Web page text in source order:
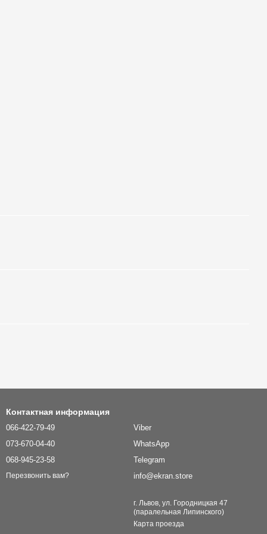
Контактная информация
066-422-79-49
073-670-04-40
068-945-23-58
Перезвонить вам?
Viber
WhatsApp
Telegram
info@ekran.store
г. Львов, ул. Городницкая 47
(паралельная Липинского)
Карта проезда